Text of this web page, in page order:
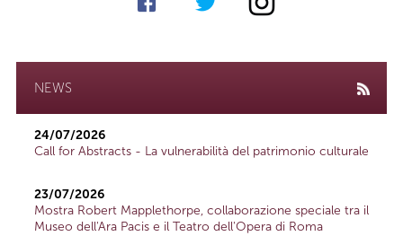
NEWS
24/07/2026
Call for Abstracts - La vulnerabilità del patrimonio culturale
23/07/2026
Mostra Robert Mapplethorpe, collaborazione speciale tra il
Museo dell'Ara Pacis e il Teatro dell'Opera di Roma